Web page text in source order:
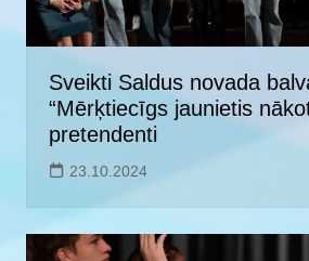
Sveikti Saldus novada
“Mērķtiecīgs jaunietis
pretendenti
23.10.2024